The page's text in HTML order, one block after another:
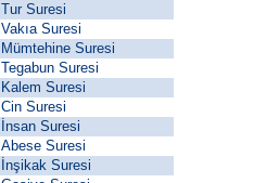
Tur Suresi
Vakıa Suresi
Mümtehine Suresi
Tegabun Suresi
Kalem Suresi
Cin Suresi
İnsan Suresi
Abese Suresi
İnşikak Suresi